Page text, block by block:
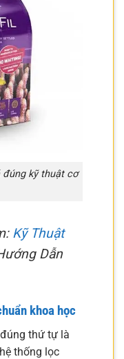
đúng kỹ thuật cơ
Kỹ Thuật
Dẫn
khoa học
thứ tự là
thống lọc